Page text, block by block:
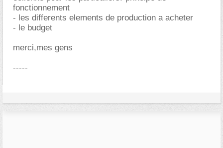
fonctionnement
- les differents elements de production a acheter
- le budget
merci,mes gens
-----